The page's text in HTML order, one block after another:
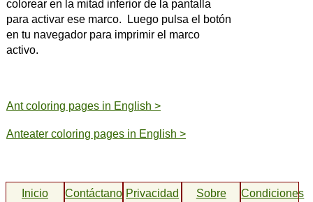
colorear en la mitad inferior de la pantalla
para activar ese marco. Luego pulsa el botón
en tu navegador para imprimir el marco
activo.
Ant coloring pages in English >
Anteater coloring pages in English >
Inicio ContáctanosPrivacidad
Sobre
Condiciones